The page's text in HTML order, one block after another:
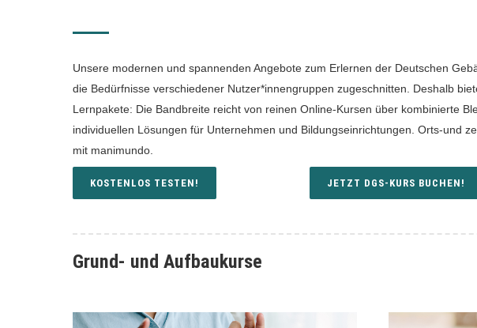
Unsere modernen und spannenden Angebote zum Erlernen der Deutschen
die Bedürfnisse verschiedener Nutzer*innengruppen zugeschnitten. Deshalb
Lernpakete: Die Bandbreite reicht von reinen Online-Kursen über kombinierte
individuellen Lösungen für Unternehmen und Bildungseinrichtungen. Orts-und
mit manimundo.
KOSTENLOS TESTEN! JETZT DGS-KURS BUCHEN!
Grund- und Aufbaukurse